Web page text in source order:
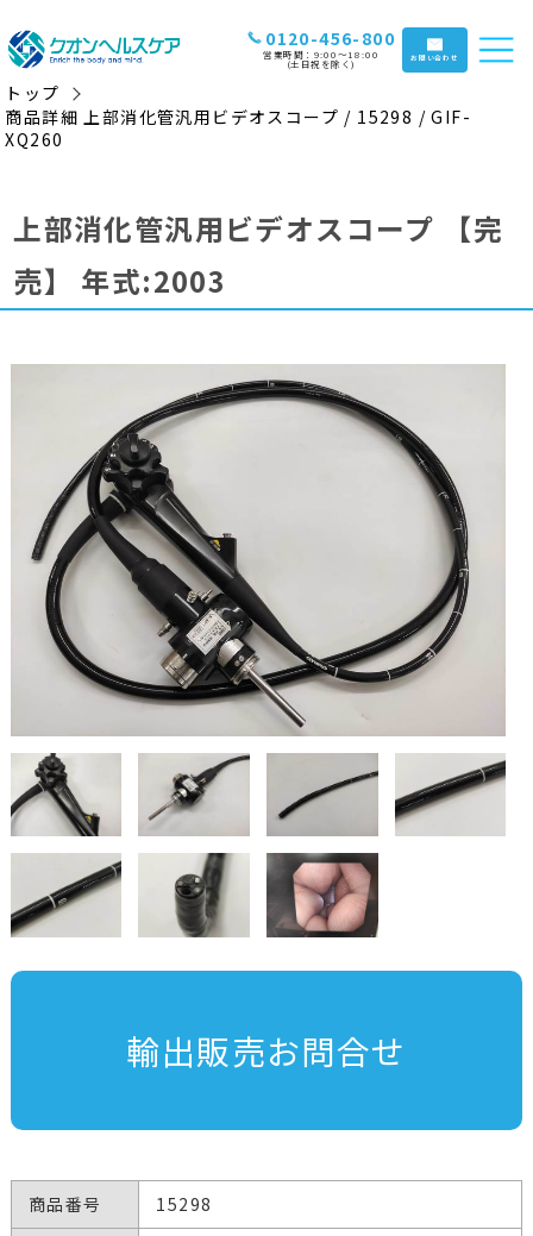
0120-456-800
営業時間：9:00〜18:00
(土日祝を除く) お問い合わせ
トップ
商品詳細 上部消化管汎用ビデオスコープ / 15298 / GIF-
XQ260
上部消化管汎用ビデオスコープ
【完
売】
年式:2003
輸出販売お問合せ
商品番号
15298